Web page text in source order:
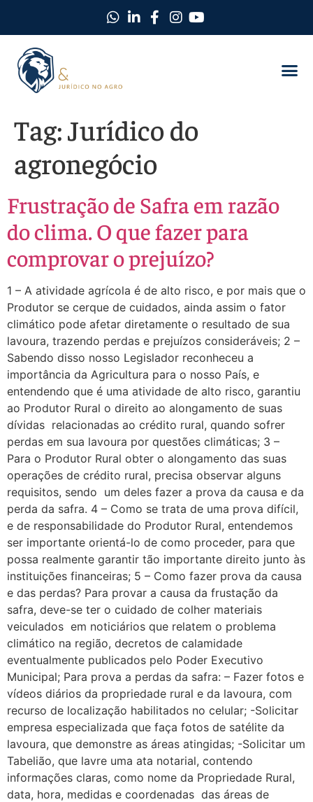
Tag:Jurídico do
agronegócio
Frustração de Safra em razão
do clima. O que fazer para
comprovar o prejuízo?
1 – A atividade agrícola é de alto risco, e por mais que o
Produtor se cerque de cuidados, ainda assim o fator
climático pode afetar diretamente o resultado de sua
lavoura, trazendo perdas e prejuízos consideráveis; 2 –
Sabendo disso nosso Legislador reconheceu a
importância da Agricultura para o nosso País, e
entendendo que é uma atividade de alto risco, garantiu
ao Produtor Rural o direito ao alongamento de suas
dívidas relacionadas ao crédito rural, quando sofrer
perdas em sua lavoura por questões climáticas; 3 –
Para o Produtor Rural obter o alongamento das suas
operações de crédito rural, precisa observar alguns
requisitos, sendo um deles fazer a prova da causa e da
perda da safra. 4 – Como se trata de uma prova difícil,
e de responsabilidade do Produtor Rural, entendemos
ser importante orientá-lo de como proceder, para que
possa realmente garantir tão importante direito junto às
instituições financeiras; 5 – Como fazer prova da causa
e das perdas? Para provar a causa da frustação da
safra, deve-se ter o cuidado de colher materiais
veiculados em noticiários que relatem o problema
climático na região, decretos de calamidade
eventualmente publicados pelo Poder Executivo
Municipal; Para prova a perdas da safra: – Fazer fotos e
vídeos diários da propriedade rural e da lavoura, com
recurso de localização habilitados no celular; -Solicitar
empresa especializada que faça fotos de satélite da
lavoura, que demonstre as áreas atingidas; -Solicitar um
Tabelião, que lavre uma ata notarial, contendo
informações claras, como nome da Propriedade Rural,
data, hora, medidas e coordenadas das áreas de